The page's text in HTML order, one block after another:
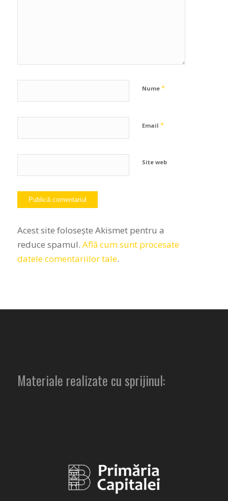
Nume *
Email *
Site web
Acest site folosește Akismet pentru a
reduce spamul. Află cum sunt procesate
datele comentariilor tale.
Materiale realizate cu sprijinul: